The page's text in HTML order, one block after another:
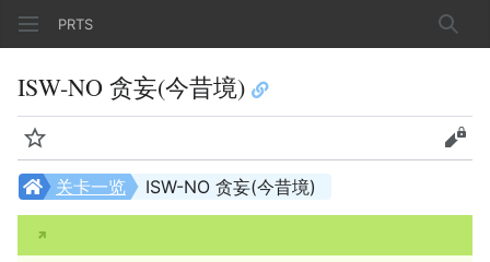
PRTS 搜索
ISW-NO 贪妄(今昔境)
监视 查看
ISW-NO 贪妄(今昔境)
关卡一览